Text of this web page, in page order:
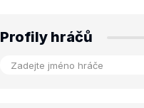
Profily hráčů